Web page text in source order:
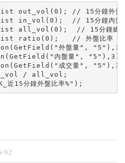
out_vol(0); // 15分鐘外盤
in_vol(0);  // 15分鐘內盤量
all_vol(0);  // 15分鐘總
ratio(0);   // 外盤比率
外盤量",
內盤量", "5"),3);
成交量",
/ all_vol;
15分鐘外盤比率%");
02